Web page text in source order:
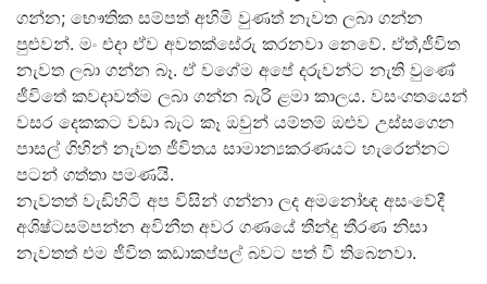
ගන්න; භෞතික සම්පත් අහිමි වුණත් නැවත ලබා ගන්න
පුළුවන්. මං එදා ඒව අවතක්සේරු කරනවා නෙවේ. ඒත්,ජීවිත
නැවත ලබා ගන්න බෑ. ඒ වගේම අපේ දරුවන්ට නැති වුණේ
ජීවිතේ කවදාවත්ම ලබා ගන්න බැරි ළමා කාලය. වසංගතයෙන්
වසර දෙකකට වඩා බැට කෑ ඔවුන් යම්තම් ඔළුව උස්සගෙන
පාසල් ගිහින් නැවත ජීවිතය සාමාන්‍යකරණයට හැරෙන්නට
පටන් ගත්තා පමණයි.
නැවතත් වැඩිහිටි අප විසින් ගන්නා ලද අමනෝඥ අසංවේදී
අශිෂ්ටසම්පන්න අවිනීත අවර ගණයේ තීන්දු තීරණ නිසා
නැවතත් එම ජීවිත කඩාකප්පල් බවට පත් වී තිබෙනවා.